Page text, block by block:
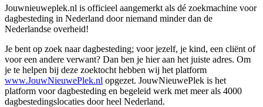
Jouwnieuweplek.nl is officieel aangemerkt als dé zoekmachine voor
dagbesteding in Nederland door niemand minder dan de
Nederlandse overheid!
Je bent op zoek naar dagbesteding; voor jezelf, je kind, een cliënt of
voor een andere verwant? Dan ben je hier aan het juiste adres. Om
je te helpen bij deze zoektocht hebben wij het platform
www.JouwNieuwePlek.nl opgezet. JouwNieuwePlek is het
platform voor dagbesteding en begeleid werk met meer als 4000
dagbestedingslocaties door heel Nederland.